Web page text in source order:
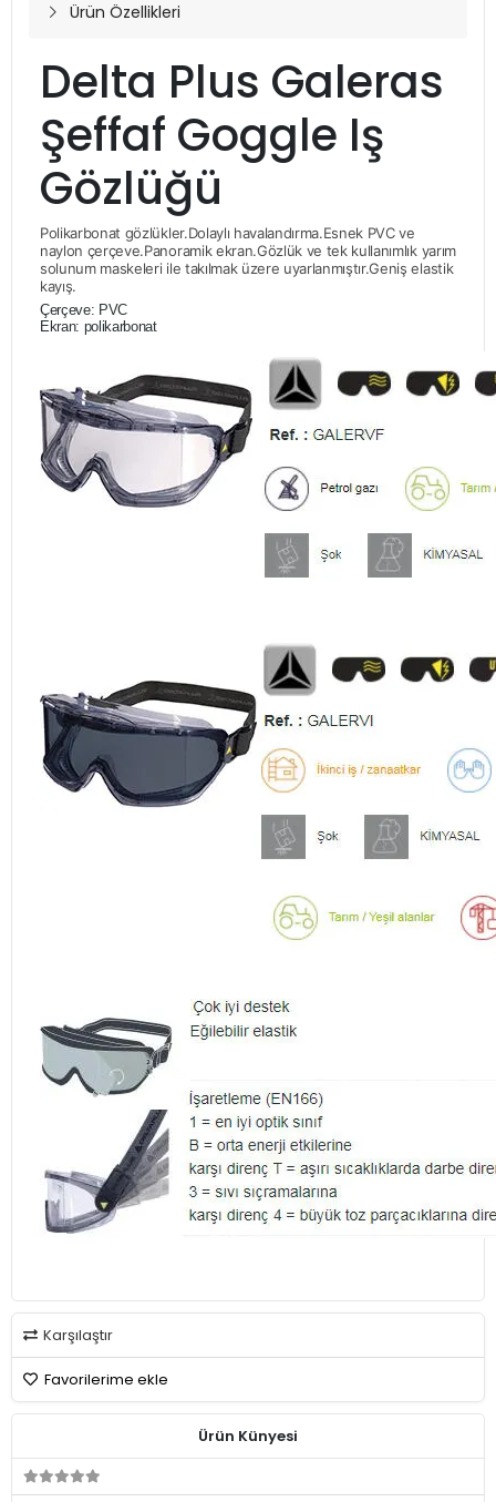
Ürün Özellikleri
Delta Plus Galeras
Şeffaf Goggle Iş
Gözlüğü
Polikarbonat gözlükler.Dolaylı havalandırma.Esnek PVC ve
naylon çerçeve.Panoramik ekran.Gözlük ve tek kullanımlık yarım
solunum maskeleri ile takılmak üzere uyarlanmıştır.Geniş elastik
kayış.
Çerçeve: PVC
Ekran: polikarbonat
Karşılaştır
Favorilerime ekle
Ürün Künyesi